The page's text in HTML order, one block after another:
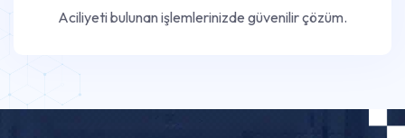
Aciliyeti bulunan işlemlerinizde güvenilir çözüm.